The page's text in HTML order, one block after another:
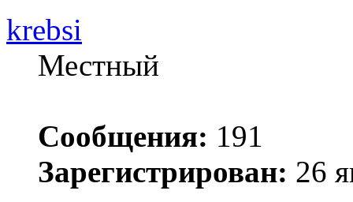
krebsi
Местный
Сообщения: 191
Зарегистрирован: 26